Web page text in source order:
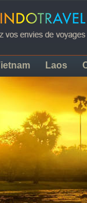
Laos